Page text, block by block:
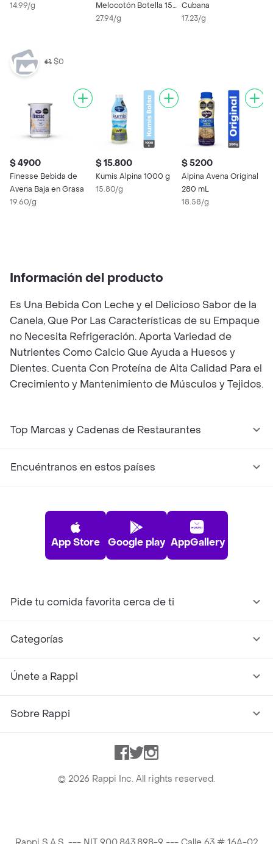
14.99/g
Melocotón Botella 150
g
27.94/g
Cubana
17.23/g
$0
$ 4900
Finesse Bebida de
Avena Baja en Grasa
19.60/g
$ 15.800
Kumis Alpina 1000 g
15.80/g
$ 5200
Alpina Avena Original
280 mL
18.58/g
Información del producto
Es Una Bebida Con Leche y el Delicioso Sabor de la
Canela, Que Por Las Características de su Empaque
no Necesita Refrigeración. Aporta Variedad de
Nutrientes Como Calcio Que Ayuda a Huesos y
Dientes. Cuenta Con Proteína de Alta Calidad Para el
Crecimiento y Mantenimiento de Músculos y Tejidos.
Top Marcas y Cadenas de Restaurantes
Encuéntranos en estos países
App Store Google play AppGallery
Pide tu comida favorita cerca de ti
Categorías
Únete a Rappi
Sobre Rappi
Facebook
TwitterInstagram
© 2026 Rappi Inc. All rights reserved.